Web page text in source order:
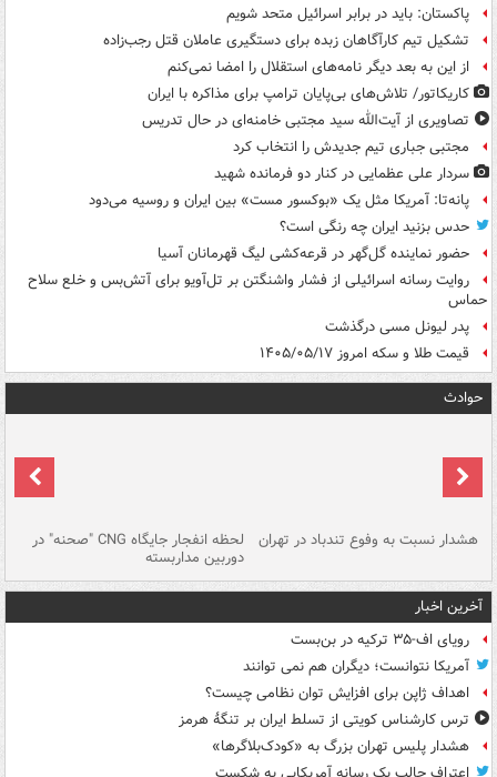
پاکستان: باید در برابر اسرائیل متحد شویم
تشکیل تیم کارآگاهان زبده برای دستگیری عاملان قتل رجب‌زاده
از این به بعد دیگر نامه‌های استقلال را امضا نمی‌کنم
کاریکاتور/ تلاش‌های بی‌پایان ترامپ برای مذاکره با ایران
تصاویری از آیت‌الله سید مجتبی خامنه‌ای در حال تدریس
مجتبی جباری تیم جدیدش را انتخاب کرد
سردار علی عظمایی در کنار دو فرمانده شهید
پانه‌تا: آمریکا مثل یک «بوکسور مست» بین ایران و روسیه می‌دود
حدس بزنید ایران چه رنگی است؟
حضور نماینده گل‌گهر در قرعه‌کشی لیگ قهرمانان آسیا
روایت رسانه اسرائیلی از فشار واشنگتن بر تل‌آویو برای آتش‌بس و خلع سلاح
حماس
پدر لیونل مسی درگذشت
قیمت طلا و سکه امروز ۱۴۰۵/۰۵/۱۷
حوادث
هشدار نسبت به وفوع تندباد در تهران لحظه انفجار جایگاه CNG "صحنه" در
دوربین مداربسته
آخرین اخبار
رویای اف-۳۵ ترکیه در بن‌بست
آمریکا نتوانست؛ دیگران هم نمی توانند
اهداف ژاپن برای افزایش توان نظامی چیست؟
ترس کارشناس کویتی از تسلط ایران بر تنگۀ هرمز
هشدار پلیس تهران بزرگ به «کودک‌بلاگرها»